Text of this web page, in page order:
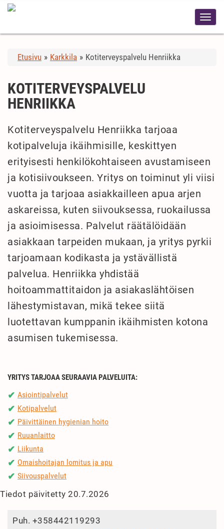
Etusivu » Karkkila » Kotiterveyspalvelu Henriikka
KOTITERVEYSPALVELU
HENRIIKKA
Kotiterveyspalvelu Henriikka tarjoaa
kotipalveluja ikäihmisille, keskittyen
erityisesti henkilökohtaiseen avustamiseen
ja kotisiivoukseen. Yritys on toiminut yli viisi
vuotta ja tarjoaa asiakkailleen apua arjen
askareissa, kuten siivouksessa, ruokailussa
ja asioimisessa. Palvelut räätälöidään
asiakkaan tarpeiden mukaan, ja yritys pyrkii
tarjoamaan kodikasta ja ystävällistä
palvelua. Henriikka yhdistää
hoitoammattitaidon ja asiakaslähtöisen
lähestymistavan, mikä tekee siitä
luotettavan kumppanin ikäihmisten kotona
asumisen tukemisessa.
YRITYS TARJOAA SEURAAVIA PALVELUITA:
✔ Asiointipalvelut
✔ Kotipalvelut
✔ Päivittäinen hygienian hoito
✔ Ruuanlaitto
✔ Liikunta
✔ Omaishoitajan lomitus ja apu
✔ Siivouspalvelut
Tiedot päivitetty 20.7.2026
Puh. +358442119293